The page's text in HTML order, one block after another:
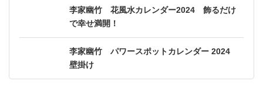
李家幽竹 花風水カレンダー2024 飾るだけ
で幸せ満開！
李家幽竹 パワースポットカレンダー 2024
壁掛け